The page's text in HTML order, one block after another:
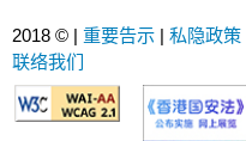
2018 © | 重要告示 | 私隐政策
联络我们